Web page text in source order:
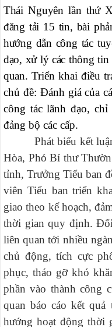
Thái Nguyên lần thứ
đăng tải 15 tin, bài
hướng dẫn công tác
đạo, xử lý các thông
quan. Triển khai điều
chủ đề: Đánh giá của
công tác lãnh đạo,
đảng bộ các cấp.
Phát biểu kết luận
Hòa, Phó Bí thư
tỉnh, Trưởng Tiểu ban
viên Tiểu ban triển
giao theo kế hoạch,
thời gian quy định.
liên quan tới nhiều
chủ động, tích cực
phục, tháo gỡ khó
phần vào thành công
quan báo cáo kết
hướng hoạt động thời